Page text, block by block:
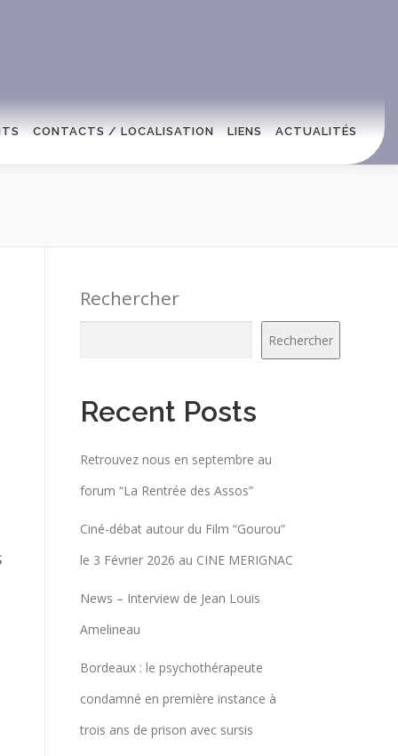
CONTACTS / LOCALISATION LIENS ACTUALITÉS
Rechercher
Rechercher
Recent Posts
Retrouvez nous en septembre au
forum “La Rentrée des Assos”
Ciné-débat autour du Film “Gourou”
le 3 Février 2026 au CINE MERIGNAC
News – Interview de Jean Louis
Amelineau
Bordeaux : le psychothérapeute
condamné en première instance à
trois ans de prison avec sursis